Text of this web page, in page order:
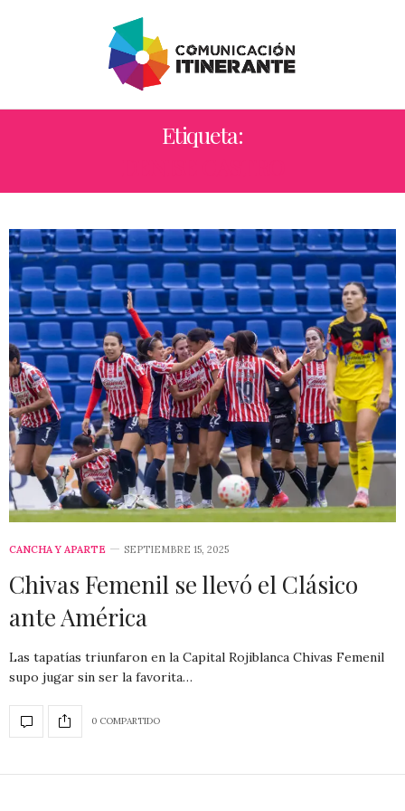
Etiqueta:
CANCHA Y APARTE SEPTIEMBRE 15, 2025
Chivas Femenil se llevó el Clásico
ante América
Las tapatías triunfaron en la Capital Rojiblanca Chivas Femenil
supo jugar sin ser la favorita…
0 COMPARTIDO